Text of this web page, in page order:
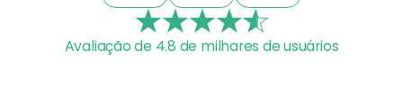
Avaliação de 4.8 de milhares de usuários